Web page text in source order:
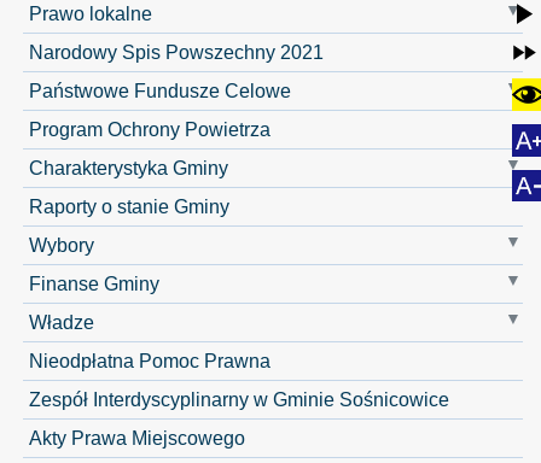
Prawo lokalne
Narodowy Spis Powszechny 2021
Państwowe Fundusze Celowe
Program Ochrony Powietrza
Charakterystyka Gminy
Raporty o stanie Gminy
Wybory
Finanse Gminy
Władze
Nieodpłatna Pomoc Prawna
Zespół Interdyscyplinarny w Gminie Sośnicowice
Akty Prawa Miejscowego